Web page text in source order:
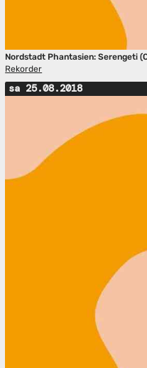
Nordstadt Phantasien: Serengeti
Rekorder
sa 25.08.2018